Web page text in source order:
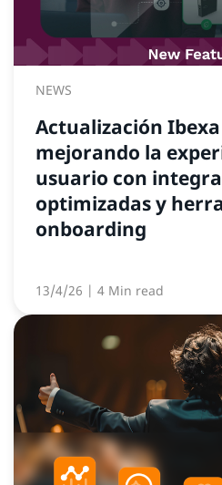
NEWS
Actualización Ibexa
mejorando la
usuario con
optimizadas y
onboarding
13/4/26 | 4 Min read